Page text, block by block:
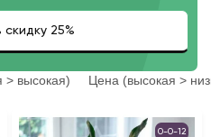
> высокая) Цена (высокая >
0-0-12